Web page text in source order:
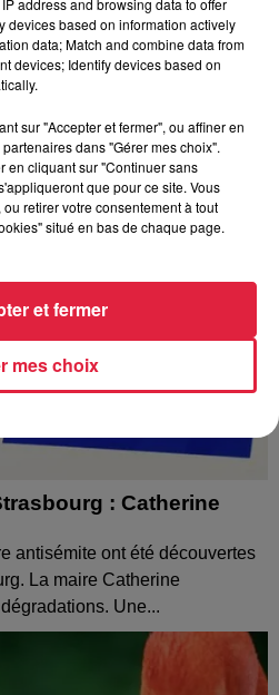
sort des robinets
habitants de Hoerdt ont vu de
robinets. Face aux
la municipalité a pris...
: Catherine
antisémite ont été découvertes
La maire Catherine
Une...
devices based on information actively
data; Match and combine data from
devices; Identify devices based on
sur "Accepter et fermer", ou affiner en
dans "Gérer mes choix".
en cliquant sur "Continuer sans
que pour ce site. Vous
retirer votre consentement à tout
situé en bas de chaque page.
mes choix
et fermer